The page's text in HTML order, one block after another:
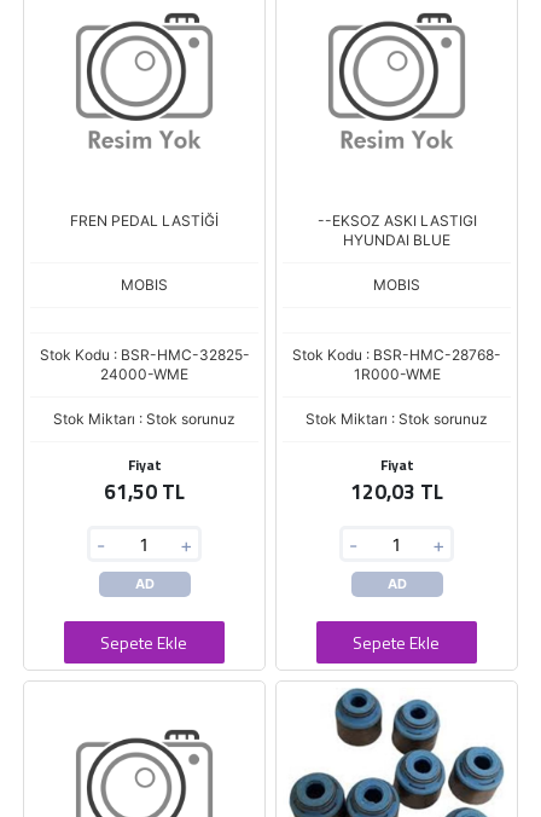
FREN PEDAL LASTİĞİ
MOBIS
Stok Kodu : BSR-HMC-32825-
24000-WME
Stok Miktarı : Stok sorunuz
Fiyat
61,50 TL
- +
AD
Sepete Ekle
--EKSOZ ASKI LASTIGI
HYUNDAI BLUE
MOBIS
Stok Kodu : BSR-HMC-28768-
1R000-WME
Stok Miktarı : Stok sorunuz
Fiyat
120,03 TL
- +
AD
Sepete Ekle